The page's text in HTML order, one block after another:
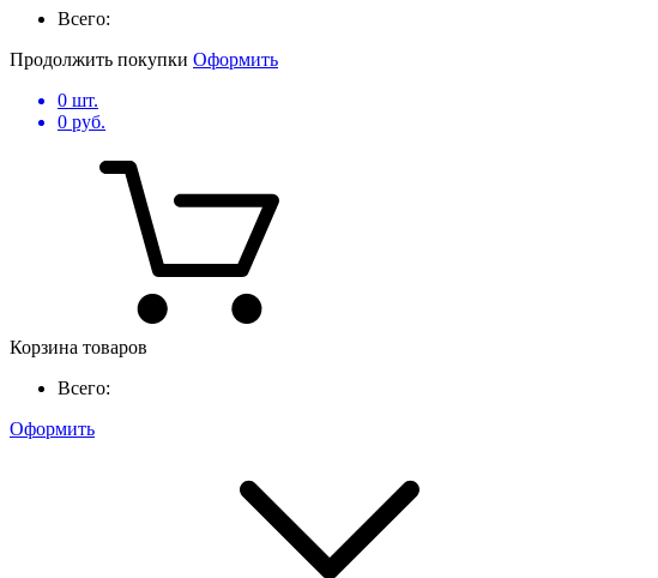
Всего:
Продолжить покупки Оформить
0 шт.
0 руб.
Корзина товаров
Всего:
Оформить